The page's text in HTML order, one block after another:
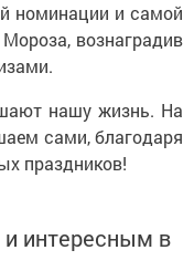
номинации и самой
вознаградив
нашу жизнь. На
сами, благодаря
праздников!
интересным в